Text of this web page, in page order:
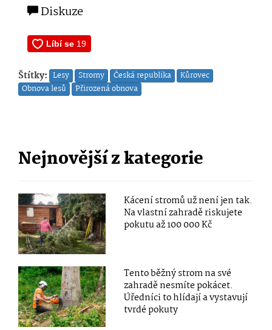
Diskuze
Štítky: Lesy Stromy Česká republika
Kůrovec
Obnova lesů
Přirozená obnova
Nejnovější z kategorie
Kácení stromů už není jen tak.
Na vlastní zahradě riskujete
pokutu až 100 000 Kč
Tento běžný strom na své
zahradě nesmíte pokácet.
Úředníci to hlídají a vystavují
tvrdé pokuty